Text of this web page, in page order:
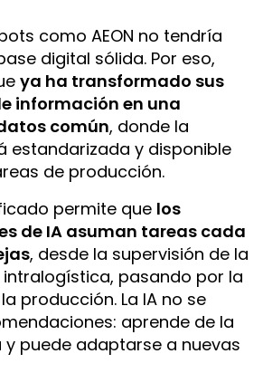
como AEON no tendría
digital sólida. Por eso,
ya ha transformado sus
información en una
común, donde la
estandarizada y disponible
de producción.
permite que los
de IA asuman tareas cada
, desde la supervisión de la
pasando por la
producción. La IA no se
aprende de la
puede adaptarse a nuevas